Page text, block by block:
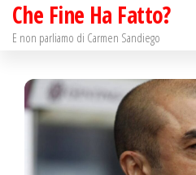
Salta
contenuto
Che Fine Ha Fatto?
E non parliamo di Carmen Sandiego